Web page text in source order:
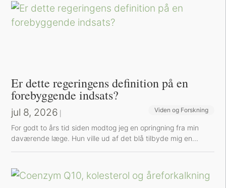
Er dette regeringens definition på en
forebyggende indsats?
jul 8, 2026 Viden og Forskning
For godt to års tid siden modtog jeg en opringning fra min
daværende læge. Hun ville ud af det blå tilbyde mig en...